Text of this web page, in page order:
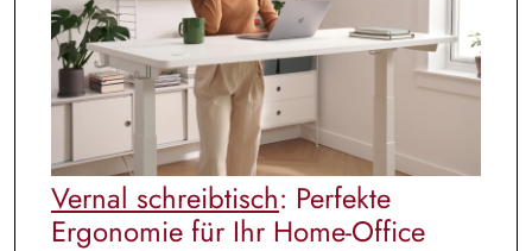
Vernal schreibtisch: Perfekte
Ergonomie für Ihr Home-Office